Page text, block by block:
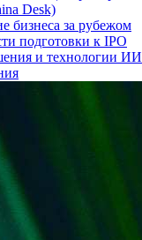
Desk)
бизнеса за рубежом
подготовки к IPO
и технологии ИИ